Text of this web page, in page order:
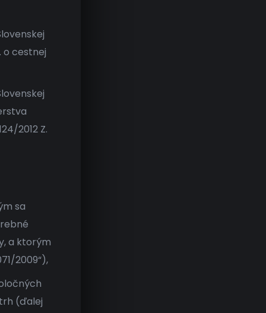
o cestnej
2012 Z.
sa
a ktorým
2009“),
(ďalej